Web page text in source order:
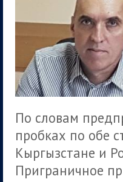
По словам
пробках по обе
Кыргызстане и
Приграничное